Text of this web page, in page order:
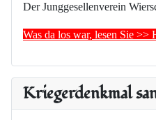
Der Junggesellenverein
Was da los war, lesen Sie >>
Kriegerdenkmal